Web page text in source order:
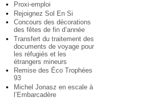
Proxi-emploi
Rejoignez Sol En Si
Concours des décorations
des fêtes de fin d’année
Transfert du traitement des
documents de voyage pour
les réfugiés et les
étrangers mineurs
Remise des Éco Trophées
93
Michel Jonasz en escale à
l’Embarcadère